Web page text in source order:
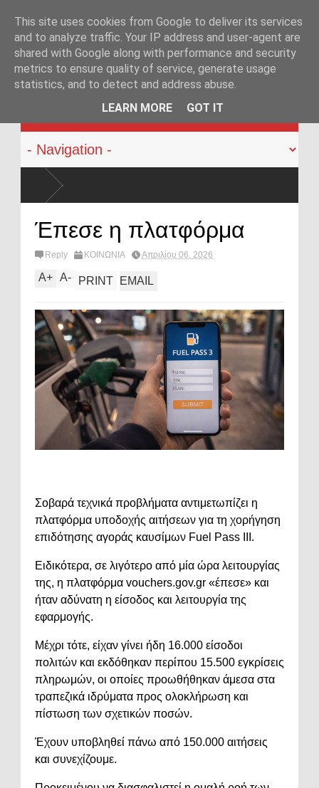
KATEHACKER
Έπεσε η πλατφόρμα
Reply ΚΟΙΝΩΝΙΑ Απριλίου 06, 2026
A+ A- PRINT EMAIL
Σοβαρά τεχνικά προβλήματα αντιμετωπίζει η
πλατφόρμα υποδοχής αιτήσεων για τη χορήγηση
επιδότησης αγοράς καυσίμων Fuel Pass ΙΙΙ.
Ειδικότερα, σε λιγότερο από μία ώρα λειτουργίας
της, η πλατφόρμα vouchers.gov.gr «έπεσε» και
ήταν αδύνατη η είσοδος και λειτουργία της
εφαρμογής.
Μέχρι τότε, είχαν γίνει ήδη 16.000 είσοδοι
πολιτών και εκδόθηκαν περίπου 15.500 εγκρίσεις
πληρωμών, οι οποίες προωθήθηκαν άμεσα στα
τραπεζικά ιδρύματα προς ολοκλήρωση και
πίστωση των σχετικών ποσών.
Έχουν υποβληθεί πάνω από 150.000 αιτήσεις
και συνεχίζουμε.
This site uses cookies from Google to deliver its services
and to analyze traffic. Your IP address and user-agent are
shared with Google along with performance and security
metrics to ensure quality of service, generate usage
statistics, and to detect and address abuse.
LEARN MORE
GOT IT